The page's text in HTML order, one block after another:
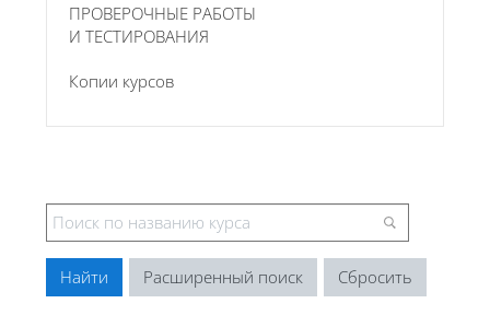
ПРОВЕРОЧНЫЕ РАБОТЫ
И ТЕСТИРОВАНИЯ
Копии курсов
Расширенный поиск